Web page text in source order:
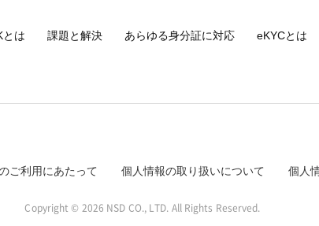
、個人データの取扱いの全部又は一部を委託する場合があり
て以下同じです。）から当社の保有する個人データ又は第三
ます。
とは 課題と解決 あらゆる身分証に対応 eKYCとは
ご利用にあたって 個人情報の取り扱いについて 個人
Copyright © 2026 NSD CO., LTD. All Rights Reserved.